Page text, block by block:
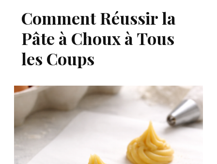
Comment Réussir la
Pâte à Choux à Tous
les Coups